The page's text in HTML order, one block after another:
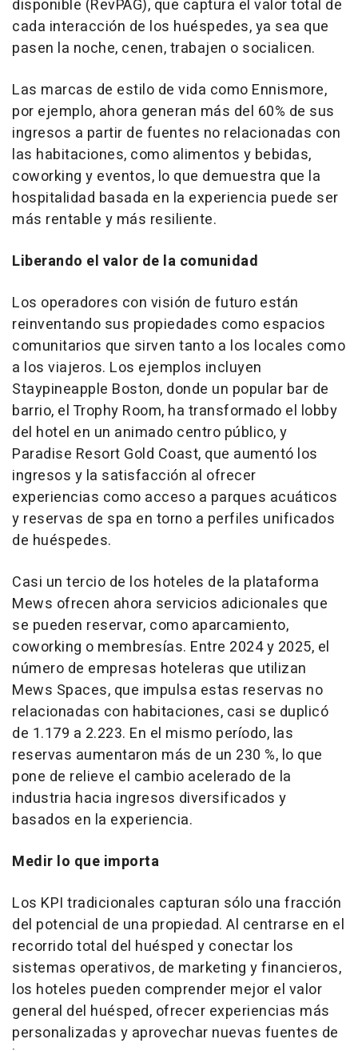
disponible (RevPAG), que captura el valor total de
cada interacción de los huéspedes, ya sea que
pasen la noche, cenen, trabajen o socialicen.
Las marcas de estilo de vida como Ennismore,
por ejemplo, ahora generan más del 60% de sus
ingresos a partir de fuentes no relacionadas con
las habitaciones, como alimentos y bebidas,
coworking y eventos, lo que demuestra que la
hospitalidad basada en la experiencia puede ser
más rentable y más resiliente.
Liberando el valor de la comunidad
Los operadores con visión de futuro están
reinventando sus propiedades como espacios
comunitarios que sirven tanto a los locales como
a los viajeros. Los ejemplos incluyen
Staypineapple Boston, donde un popular bar de
barrio, el Trophy Room, ha transformado el lobby
del hotel en un animado centro público, y
Paradise Resort Gold Coast, que aumentó los
ingresos y la satisfacción al ofrecer
experiencias como acceso a parques acuáticos
y reservas de spa en torno a perfiles unificados
de huéspedes.
Casi un tercio de los hoteles de la plataforma
Mews ofrecen ahora servicios adicionales que
se pueden reservar, como aparcamiento,
coworking o membresías. Entre 2024 y 2025, el
número de empresas hoteleras que utilizan
Mews Spaces, que impulsa estas reservas no
relacionadas con habitaciones, casi se duplicó
de 1.179 a 2.223. En el mismo período, las
reservas aumentaron más de un 230 %, lo que
pone de relieve el cambio acelerado de la
industria hacia ingresos diversificados y
basados en la experiencia.
Medir lo que importa
Los KPI tradicionales capturan sólo una fracción
del potencial de una propiedad. Al centrarse en el
recorrido total del huésped y conectar los
sistemas operativos, de marketing y financieros,
los hoteles pueden comprender mejor el valor
general del huésped, ofrecer experiencias más
personalizadas y aprovechar nuevas fuentes de